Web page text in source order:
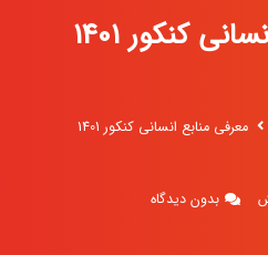
کنکور 1401
معرفی منابع انسانی کنکور 1401
بدون دیدگاه